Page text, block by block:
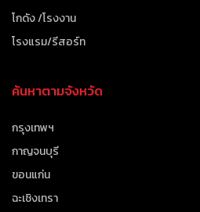
โกดัง /โรงงาน
โรงแรม/รีสอร์ท
ค้นหาตามจังหวัด
กรุงเทพฯ
กาญจนบุรี
ขอนแก่น
ฉะเชิงเทรา